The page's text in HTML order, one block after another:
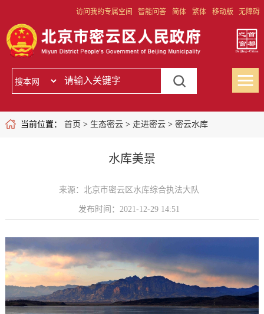
访问我的专属空间 智能问答 简体 繁体 移动版 无障碍
当前位置： 首页 > 生态密云> 走进密云> 密云水库
水库美景
来源：北京市密云区水库综合执法大队
发布时间：2021-12-29 14:51